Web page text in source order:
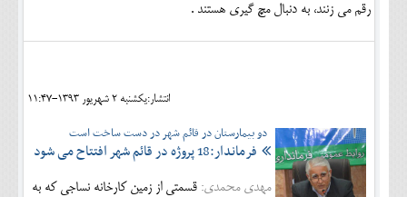
رقم مي زنند، به دنبال مچ گيري هستند .
انتشار:يکشنبه 2 شهريور 1393-11:47
دو بیمارستان در قائم شهر در دست ساخت است
فرماندار:18 پروژه در قائم شهر افتتاح می شود
مهدی محمدی: قسمتی از زمین کارخانه نساجی که به